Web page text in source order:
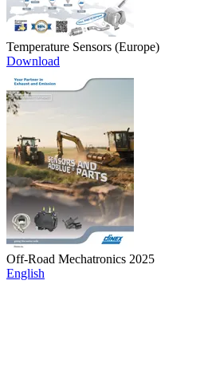
Temperature Sensors (Europe)
Download
Off-Road Mechatronics 2025
English